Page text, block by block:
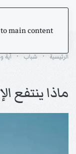
main content
الرئيسية شباب آية
ماذا ينتفع